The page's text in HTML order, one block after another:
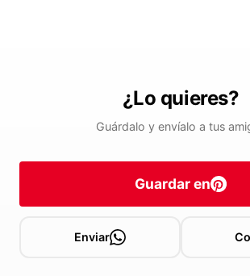
¿Lo quieres?
Guárdalo y envíalo a tus
Guardar en
Enviar